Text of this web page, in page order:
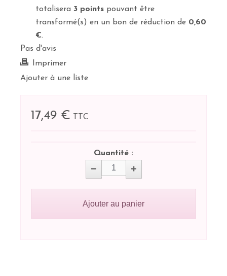
totalisera 3 points pouvant être
transformé(s) en un bon de réduction de 0,60
€.
Pas d'avis
Imprimer
Ajouter à une liste
17,49 € TTC
Quantité :
Ajouter au panier